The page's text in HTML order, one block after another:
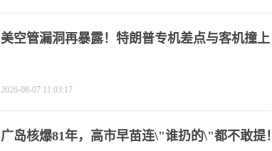
美空管漏洞再暴露！特朗普专机差点与客机撞上
2026-08-07 11:03:17
广岛核爆81年，高市早苗连\"谁扔的\"都不敢提！